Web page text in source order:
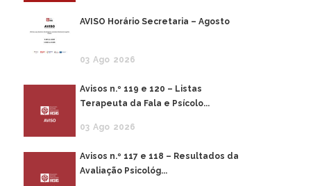
AVISO Horário Secretaria – Agosto
03 Ago 2026
Avisos n.º 119 e 120 – Listas
Terapeuta da Fala e Psícolo...
03 Ago 2026
Avisos n.º 117 e 118 – Resultados da
Avaliação Psicológ...